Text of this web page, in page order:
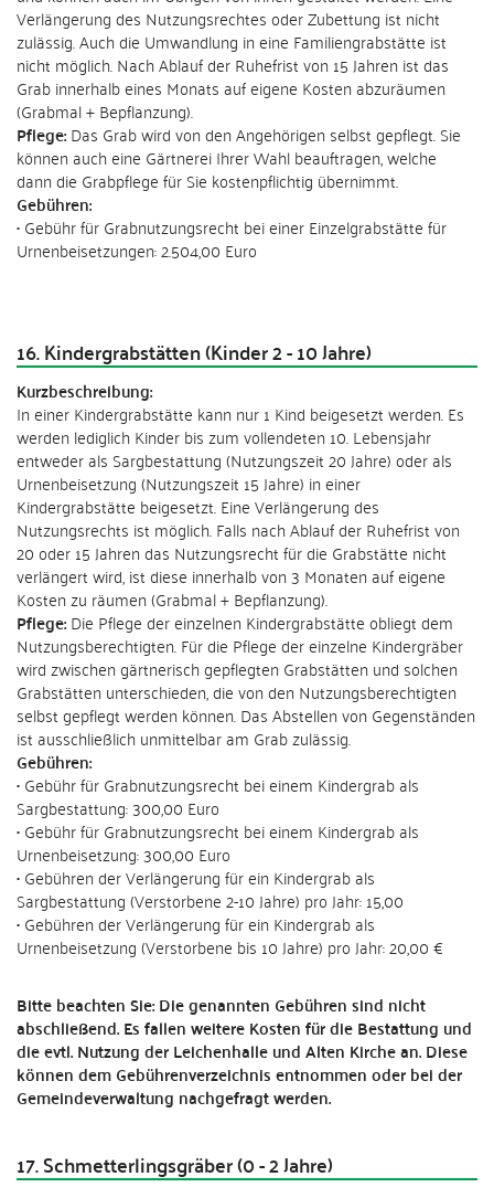
Verlängerung des Nutzungsrechtes oder Zubettung ist nicht
zulässig. Auch die Umwandlung in eine Familiengrabstätte ist
nicht möglich. Nach Ablauf der Ruhefrist von 15 Jahren ist das
Grab innerhalb eines Monats auf eigene Kosten abzuräumen
(Grabmal + Bepflanzung).
Pflege:Das Grab wird von den Angehörigen selbst gepflegt. Sie
können auch eine Gärtnerei Ihrer Wahl beauftragen, welche
dann die Grabpflege für Sie kostenpflichtig übernimmt.
Gebühren:
• Gebühr für Grabnutzungsrecht bei einer Einzelgrabstätte für
Urnenbeisetzungen: 2.504,00 Euro
16. Kindergrabstätten (Kinder 2 - 10 Jahre)
Kurzbeschreibung:
In einer Kindergrabstätte kann nur 1 Kind beigesetzt werden. Es
werden lediglich Kinder bis zum vollendeten 10. Lebensjahr
entweder als Sargbestattung (Nutzungszeit 20 Jahre) oder als
Urnenbeisetzung (Nutzungszeit 15 Jahre) in einer
Kindergrabstätte beigesetzt. Eine Verlängerung des
Nutzungsrechts ist möglich. Falls nach Ablauf der Ruhefrist von
20 oder 15 Jahren das Nutzungsrecht für die Grabstätte nicht
verlängert wird, ist diese innerhalb von 3 Monaten auf eigene
Kosten zu räumen (Grabmal + Bepflanzung).
Pflege:Die Pflege der einzelnen Kindergrabstätte obliegt dem
Nutzungsberechtigten. Für die Pflege der einzelne Kindergräber
wird zwischen gärtnerisch gepflegten Grabstätten und solchen
Grabstätten unterschieden, die von den Nutzungsberechtigten
selbst gepflegt werden können. Das Abstellen von Gegenständen
ist ausschließlich unmittelbar am Grab zulässig.
Gebühren:
• Gebühr für Grabnutzungsrecht bei einem Kindergrab als
Sargbestattung: 300,00 Euro
• Gebühr für Grabnutzungsrecht bei einem Kindergrab als
Urnenbeisetzung: 300,00 Euro
• Gebühren der Verlängerung für ein Kindergrab als
Sargbestattung (Verstorbene 2-10 Jahre) pro Jahr: 15,00
• Gebühren der Verlängerung für ein Kindergrab als
Urnenbeisetzung (Verstorbene bis 10 Jahre) pro Jahr: 20,00 €
Bitte beachten Sie: Die genannten Gebühren sind nicht
abschließend. Es fallen weitere Kosten für die Bestattung und
die evtl. Nutzung der Leichenhalle und Alten Kirche an. Diese
können dem Gebührenverzeichnis entnommen oder bei der
Gemeindeverwaltung nachgefragt werden.
17. Schmetterlingsgräber (0 - 2 Jahre)